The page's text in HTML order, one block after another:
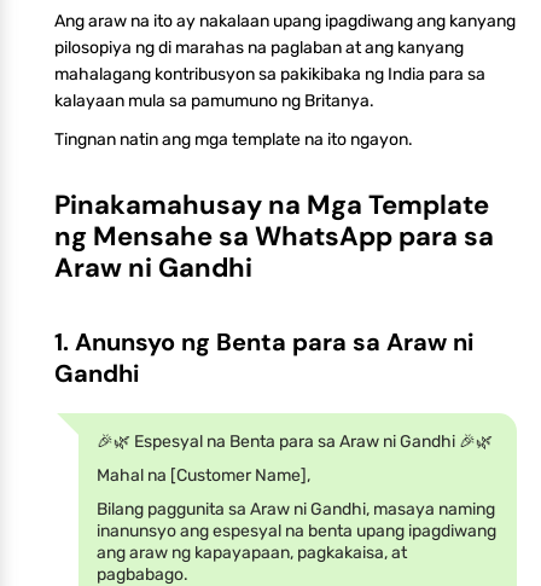
Ang araw na ito ay nakalaan upang ipagdiwang ang kanyang
pilosopiya ng di marahas na paglaban at ang kanyang
mahalagang kontribusyon sa pakikibaka ng India para sa
kalayaan mula sa pamumuno ng Britanya.
Tingnan natin ang mga template na ito ngayon.
Pinakamahusay na Mga Template
ng Mensahe sa WhatsApp para sa
Araw ni Gandhi
1. Anunsyo ng Benta para sa Araw ni
Gandhi
🎉🌿 Espesyal na Benta para sa Araw ni Gandhi 🎉🌿
Mahal na [Customer Name],
Bilang paggunita sa Araw ni Gandhi, masaya naming
inanunsyo ang espesyal na benta upang ipagdiwang
ang araw ng kapayapaan, pagkakaisa, at
pagbabago.